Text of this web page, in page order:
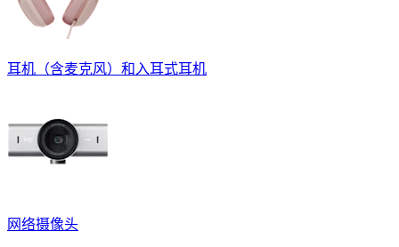
耳机（含麦克风）和入耳式耳机
网络摄像头